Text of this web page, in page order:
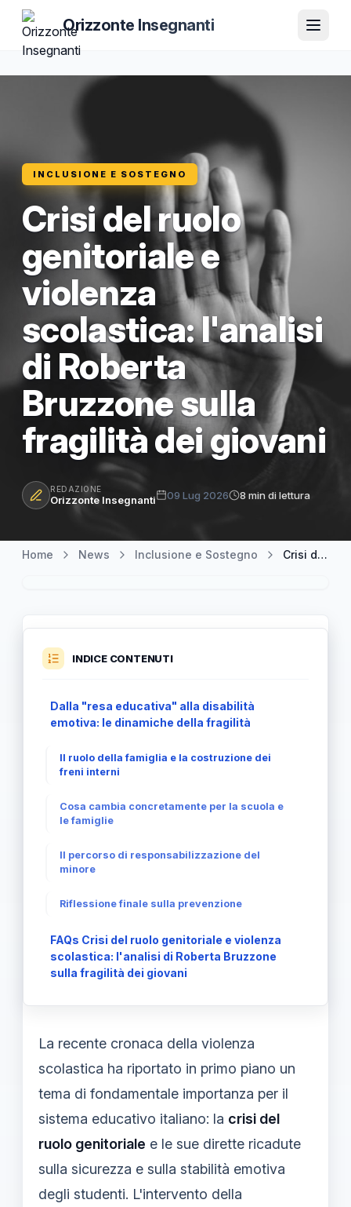
Orizzonte Insegnanti
INCLUSIONE E SOSTEGNO
Crisi del ruolo
genitoriale e
violenza
scolastica: l'analisi
di Roberta
Bruzzone sulla
fragilità dei giovani
REDAZIONE
Orizzonte Insegnanti 09 Lug 2026 8 min di lettura
Home News Inclusione e Sostegno Crisi del ruolo genitoriale e violenza scolastica: l'analisi di Roberta Bruzzone sulla fragilità dei giovani
INDICE CONTENUTI
Dalla "resa educativa" alla disabilità
emotiva: le dinamiche della fragilità
Il ruolo della famiglia e la costruzione dei
freni interni
Cosa cambia concretamente per la scuola e
le famiglie
Il percorso di responsabilizzazione del
minore
Riflessione finale sulla prevenzione
FAQs Crisi del ruolo genitoriale e violenza
scolastica: l'analisi di Roberta Bruzzone
sulla fragilità dei giovani
La recente cronaca della violenza
scolastica ha riportato in primo piano un
tema di fondamentale importanza per il
sistema educativo italiano: la crisi del
ruolo genitoriale e le sue dirette ricadute
sulla sicurezza e sulla stabilità emotiva
degli studenti. L'intervento della